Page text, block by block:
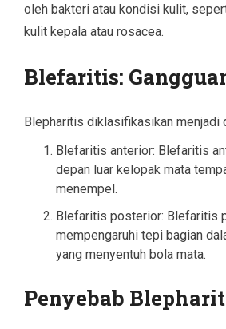
oleh bakteri atau kondisi kulit,
kulit kepala atau rosacea.
Blefaritis:
Blepharitis diklasifikasikan menjadi
Blefaritis anterior: Blefaritis
depan luar kelopak mata
menempel.
Blefaritis posterior: Blefaritis
mempengaruhi tepi bagian
yang menyentuh bola mata.
Penyebab